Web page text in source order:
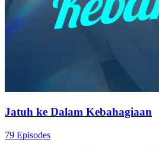
Jatuh ke Dalam Kebahagiaan
79 Episodes